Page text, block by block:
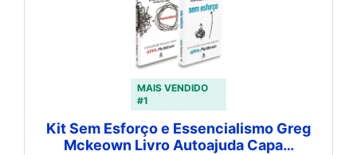
MAIS VENDIDO
#1
Kit Sem Esforço e Essencialismo Greg
Mckeown Livro Autoajuda Capa…